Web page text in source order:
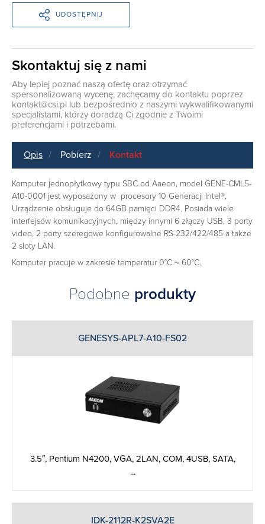
UDOSTĘPNIJ
Skontaktuj się z nami
Aby lepiej poznać naszą ofertę oraz otrzymać
spersonalizowaną wycenę, zachęcamy do kontaktu poprzez
kontakt@csi.pl lub bezpośrednio z naszymi wykwalifikowanymi
specjalistami, którzy doradzą Ci zgodnie z Twoimi
preferencjami i potrzebami.
Opis Pobierz Kontakt
Komputer jednopłytkowy typu SBC od Aaeon, model GENE-CML5-
A10-0001 jest wyposażony w procesory 10 Generacji Intel®.
Urządzenie obsługuje do 64GB pamięci DDR4. Posiada wiele
interfejsów komunikacyjnych, między innymi 6 złączy USB, 3 porty
video, 2 porty szeregowe konfigurowalne RS-232/422/485 a także
2 sloty LAN.
Komputer pracuje w zakresie temperatur 0°C ~ 60°C.
Podobne produkty
GENESYS-APL7-A10-FS02
3.5″, Pentium N4200, VGA, 2LAN, COM, 4USB, SATA,
...
IDK-2112R-K2SVA2E